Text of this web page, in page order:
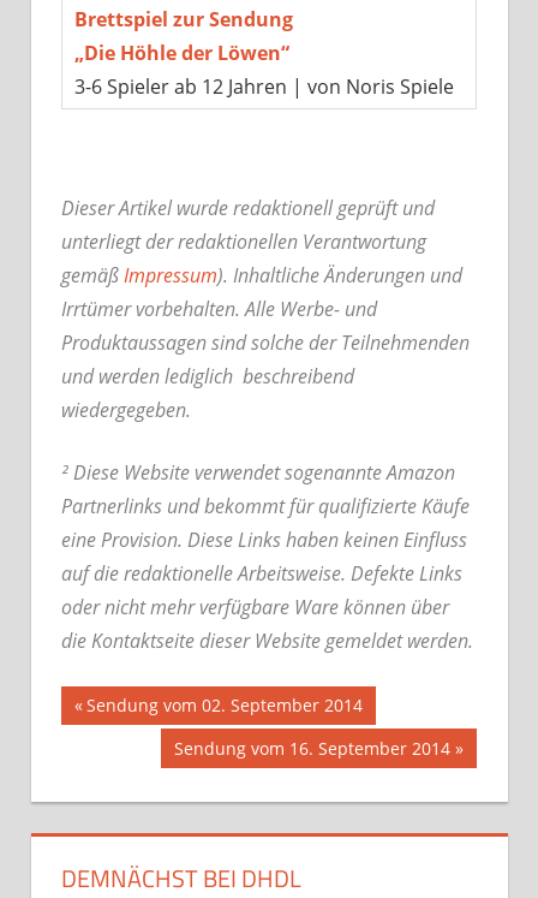
Brettspiel zur Sendung
„Die Höhle der Löwen“
3-6 Spieler ab 12 Jahren | von Noris Spiele
Dieser Artikel wurde redaktionell geprüft und
unterliegt der redaktionellen Verantwortung
gemäßImpressum). Inhaltliche Änderungen und
Irrtümer vorbehalten. Alle Werbe- und
Produktaussagen sind solche der Teilnehmenden
und werden lediglich beschreibend
wiedergegeben.
² Diese Website verwendet sogenannte Amazon
Partnerlinks und bekommt für qualifizierte Käufe
eine Provision. Diese Links haben keinen Einfluss
auf die redaktionelle Arbeitsweise. Defekte Links
oder nicht mehr verfügbare Ware können über
die Kontaktseite dieser Website gemeldet werden.
Beitrags-
Navigation
Vorheriger
Sendung vom 02. September 2014
Nächster
Beitrag:
Sendung vom 16. September 2014
DEMNÄCHST BEI DHDL